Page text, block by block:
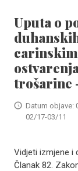
Uputa o
trošarine
Datum objave:
02/17-03/11
Vidjeti izmjene i
Članak 82.